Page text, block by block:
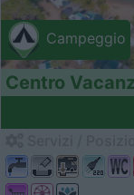
Campeggio
Centro